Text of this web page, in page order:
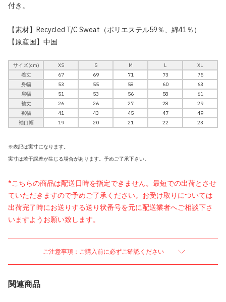
付き。
【素材】Recycled T/C Sweat（ポリエステル59％、綿41％）
【原産国】中国
サイズ(cm) XS S M L
XL
着丈
67 69 71 73
75
身幅
53 55 58 60
63
肩幅
51 53 56 58
61
袖丈
26 26 27 28
29
裾幅
41 43 45 47
49
袖口幅
19 20 21 22 23
※表記は実寸になります。
実寸は若干誤差が生じる場合があります。予めご了承下さい。
*こちらの商品は配送日時を指定できません。最短での出荷とさせ
ていただきますので予めご了承ください。お受け取りについては
出荷完了時にお送りする送り状番号を元に配送業者へご相談下さ
いますようお願い致します。
ご注意事項：ご購入前に必ずご確認ください
関連商品